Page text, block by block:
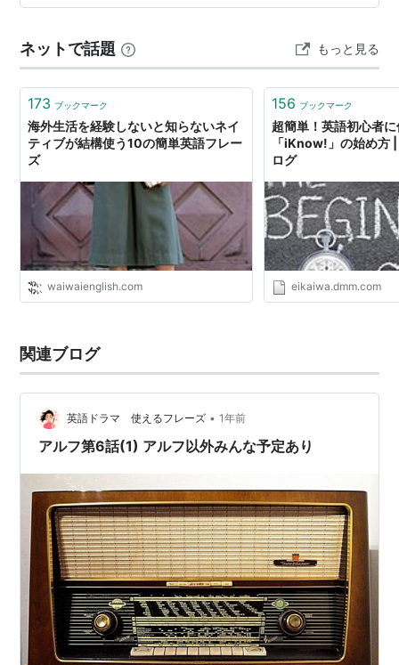
から避難してきた毛もじゃのエイリアン ♠︎ウィリー・・・
ト・・・タナー家のお母さん 家の中でもおしゃれ…
ネットで話題 もっと見る
173 ブックマーク
海外生活を経験しないと知らないネイ
ティブが結構使う10の簡単英語フレー
ズ
waiwaienglish.com
156 ブックマーク
超簡単！英語初心者
「iKnow!」の始め方
ログ
eikaiwa.dmm.com
関連ブログ
英語ドラマ 使えるフレーズ • 1年前
アルフ第6話(1) アルフ以外みんな予定あり